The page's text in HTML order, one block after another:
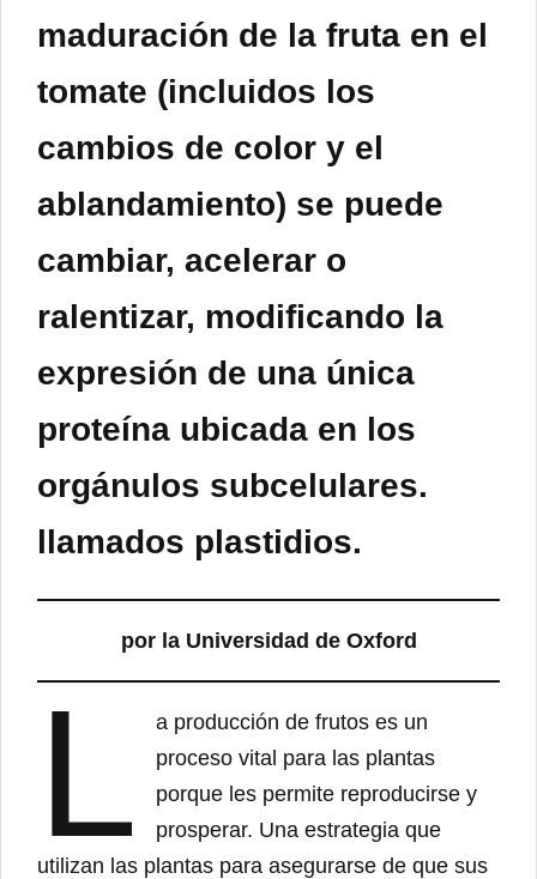
maduración de la fruta en el
tomate (incluidos los
cambios de color y el
ablandamiento) se puede
cambiar, acelerar o
ralentizar, modificando la
expresión de una única
proteína ubicada en los
orgánulos subcelulares.
llamados plastidios.
por la Universidad de Oxford
L
a producción de frutos es un
proceso vital para las plantas
porque les permite reproducirse y
prosperar. Una estrategia que
utilizan las plantas para asegurarse de que sus